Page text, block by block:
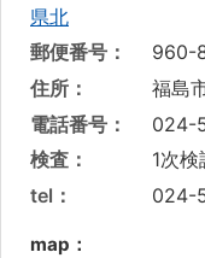
県北
郵便番号：
960-
住所：
福島
電話番号：
024-
検査：
1次
tel：
024-
map：